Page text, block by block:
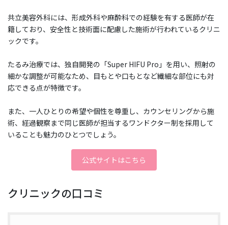
共立美容外科には、形成外科や麻酔科での経験を有する医師が在
籍しており、安全性と技術面に配慮した施術が行われているクリニ
ックです。
たるみ治療では、独自開発の「Super HIFU Pro」を用い、照射の
細かな調整が可能なため、目もとや口もとなど繊細な部位にも対
応できる点が特徴です。
また、一人ひとりの希望や個性を尊重し、カウンセリングから施
術、経過観察まで同じ医師が担当するワンドクター制を採用して
いることも魅力のひとつでしょう。
公式サイトはこちら
クリニックの口コミ